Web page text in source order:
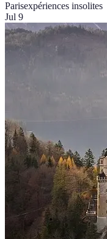
Parisexpériences insolites
Jul 9